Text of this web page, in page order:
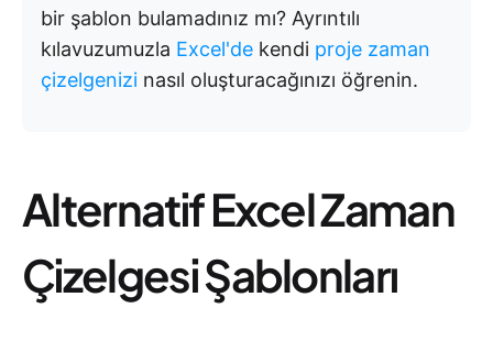
bir şablon bulamadınız mı? Ayrıntılı
kılavuzumuzla Excel'de kendi proje zaman
çizelgenizi nasıl oluşturacağınızı öğrenin.
Alternatif Excel Zaman
Çizelgesi Şablonları